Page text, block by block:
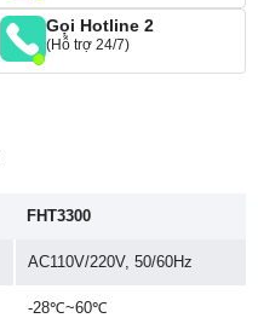
Gọi Hotline 2
(Hỗ trợ 24/7)
FHT3300
AC110V/220V, 50/60Hz
-28℃~60℃